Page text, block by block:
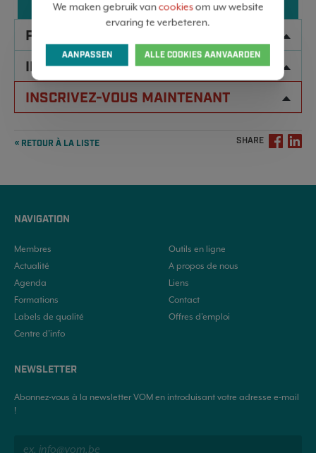
PROGRAMME
INFORMATIONS PRATIQUES
INSCRIVEZ-VOUS MAINTENANT
« RETOUR À LA LISTE SHARE
NAVIGATION
Membres
Actualité
Agenda
Formations
Labels de qualité
Centre d’info
Outils en ligne
A propos de nous
Liens
Contact
Offres d'emploi
NEWSLETTER
Abonnez-vous à la newsletter VOM en introduisant votre adresse e-mail
!
We maken gebruik vancookiesom uw website
ervaring te verbeteren.
AANPASSEN ALLE COOKIES AANVAARDEN